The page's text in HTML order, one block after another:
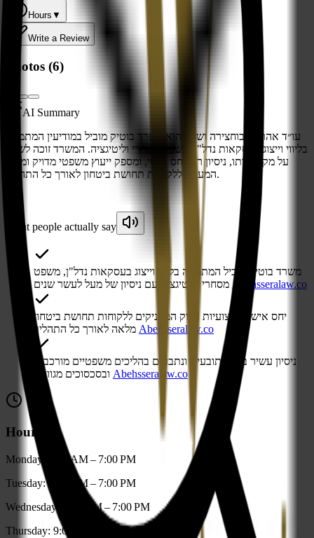
Hours ▼
Write a Review
Photos (6)
AI Summary
עו״ד אהרון אבוחצירה ושות' הוא משרד בוטיק מוביל במודיעין המתמחה
בליווי וייצוג בעסקאות נדל"ן, משפט מסחרי וליטיגציה. המשרד זוכה לשבח
על מקצועיותו, ניסיון רב ויחס אישי, ומספק ייעוץ משפטי מדויק ומקיף
המעניק ללקוחות תחושת ביטחון לאורך כל התהליך.
What people actually say
משרד בוטיק מוביל המתמחה בליווי וייצוג בעסקאות נדל"ן, משפט
מסחרי וליטיגציה עם ניסיון של מעל לעשר שנים Abehsseralaw.co
יחס אישי, מקצועיות ודיוק המעניקים ללקוחות תחושת ביטחון
מלאה לאורך כל התהליך Abehsseralaw.co
ניסיון עשיר בייצוג תובעים ונתבעים בהליכים משפטיים מורכבים
ובסכסוכים מגוונים Abehsseralaw.co
Hours
Monday: 9:00 AM – 7:00 PM
Tuesday: 9:00 AM – 7:00 PM
Wednesday: 9:00 AM – 7:00 PM
Thursday: 9:00 AM – 7:00 PM